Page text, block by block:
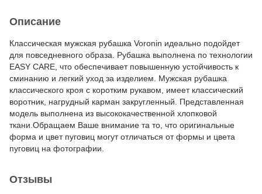
Описание
Классическая мужская рубашка Voronin идеально подойдет
для повседневного образа. Рубашка выполнена по технологии
EASY CARE, что обеспечивает повышенную устойчивость к
сминанию и легкий уход за изделием. Мужская рубашка
классического кроя с коротким рукавом, имеет классический
воротник, нагрудный карман закругленный. Представленная
модель выполнена из высококачественной хлопковой
ткани.Обращаем Ваше внимание та то, что оригинальные
форма и цвет пуговиц могут отличаться от формы и цвета
пуговиц на фотографии.
Отзывы